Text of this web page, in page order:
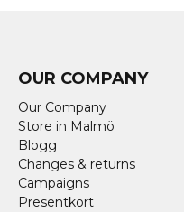
OUR COMPANY
Our Company
Store in Malmö
Blogg
Changes & returns
Campaigns
Presentkort